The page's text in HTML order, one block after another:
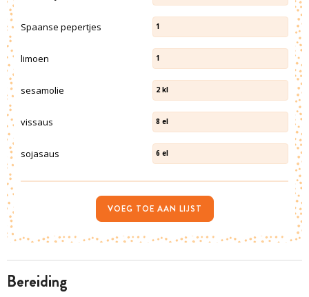
bereiding
Spaanse pepertjes 1
limoen 1
sesamolie 2 kl
vissaus 8 el
sojasaus 6 el
VOEG TOE AAN LIJST